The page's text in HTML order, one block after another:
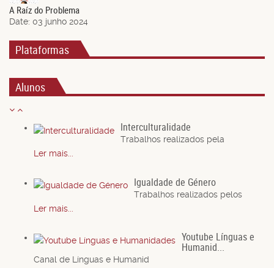
A Raíz do Problema
Date: 03 junho 2024
Plataformas
Alunos
Interculturalidade
Trabalhos realizados pela
Ler mais...
Igualdade de Género
Trabalhos realizados pelos
Ler mais...
Youtube Línguas e
Humanid...
Canal de Línguas e Humanid